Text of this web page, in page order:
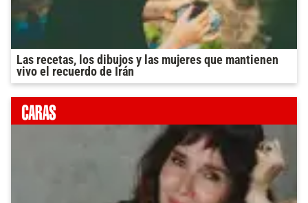
Las recetas, los dibujos y las mujeres que mantienen
vivo el recuerdo de Irán